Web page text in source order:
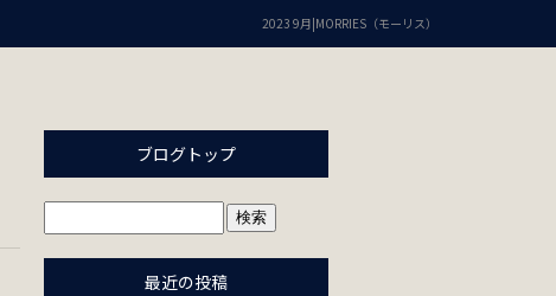
2023 9月|MORRIES（モーリス）
ブログトップ
最近の投稿